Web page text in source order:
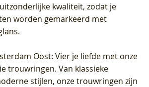
kwaliteit, zodat je
worden gemarkeerd met
Oost: Vier je liefde met onze
trouwringen. Van klassieke
stijlen, onze trouwringen zijn